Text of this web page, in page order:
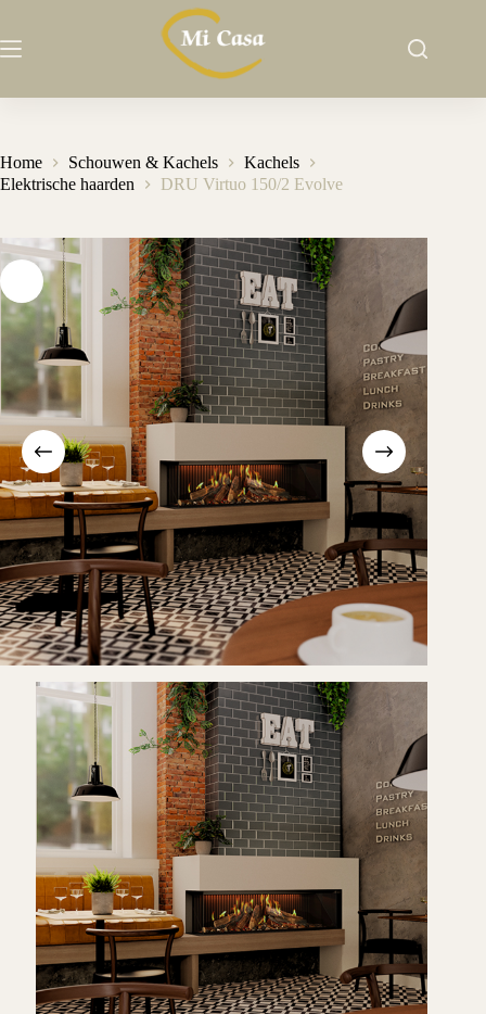
de
Home Schouwen & Kachels
Kachels
Elektrische haarden
DRU Virtuo 150/2 Evolve